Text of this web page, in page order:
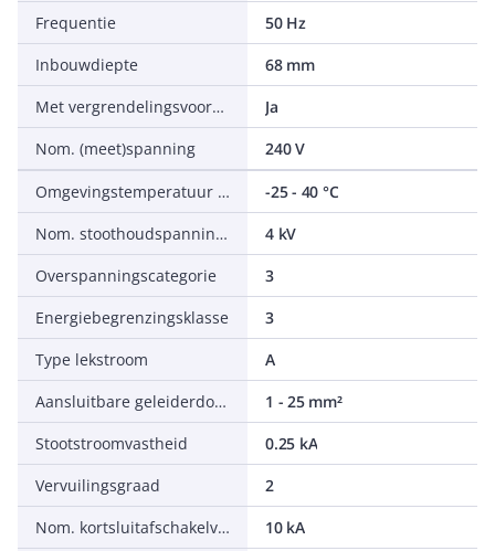
Frequentie
50 Hz
Inbouwdiepte
68 mm
Met vergrendelingsvoorziening
Ja
Nom. (meet)spanning
240 V
Omgevingstemperatuur tijdens bedrijf
-25 - 40 °C
Nom. stoothoudspanning (Uimp)
4 kV
Overspanningscategorie
3
Energiebegrenzingsklasse
3
Type lekstroom
A
Aansluitbare geleiderdoorsnede eendraads
1 - 25 mm²
Stootstroomvastheid
0.25 kA
Vervuilingsgraad
2
Nom. kortsluitafschakelvermogen Icn volgens EN 61009-1
10 kA